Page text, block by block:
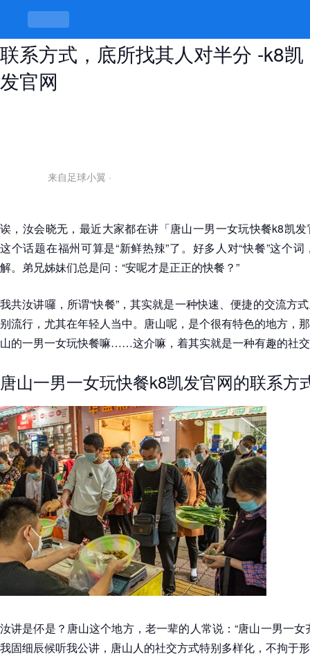
唐山一男一女玩快餐k8凯发官网的
联系方式，底所找其人对半分 -k8凯
发官网
来自足球小翼 ·
诶，汝会晓无，最近大家都在讲「唐山一男一女玩快餐k8凯
这个话题在福州可算是“新鲜热辣”了。好多人对“快餐”这个
解。弟兄姊妹们总是问：“安呢才是正正的快餐？”
我共汝讲囉，所谓“快餐”，其实就是一种快速、便捷的交流方
别流行，尤其在年轻人当中。唐山呢，是个很有特色的地方，
山的一男一女玩快餐嘛……这介嘛，着其实就是一种有趣的社
唐山一男一女玩快餐k8凯发官网的联系方
汝讲是伓是？唐山这个地方，老一辈的人常说：“唐山一男一
我固细辰候听我公讲，唐山人的社交方式特别多样化，不拘于